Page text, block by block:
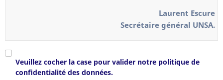
Laurent Escure
Secrétaire général UNSA.
Veuillez cocher la case pour valider notre politique de
confidentialité des données.